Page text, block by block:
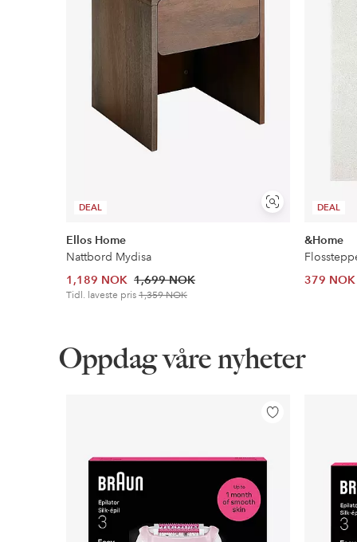
DEAL
Vis
lignende
Ellos Home
Nattbord Mydisa
1,189 NOK 1,699 NOK
Tidl. laveste pris1,359 NOK
DEAL
&Home
379 NOK
Oppdag våre nyheter
Legg